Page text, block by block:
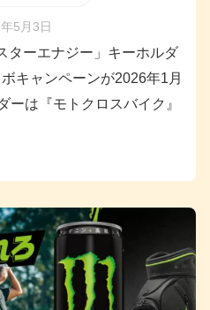
5月3日
ターエナジー」キーホルダ
キャンペーンが2026年1月
ーは『モトクロスバイク』